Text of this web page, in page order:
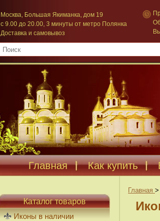
Москва, Большая Якиманка, дом 19
c 9.00 до 20.00, 3 минуты от метро Полянка
Доставка и самовывоз
Главная Как купить
Главная >
Каталог товаров
Иконы в наличии